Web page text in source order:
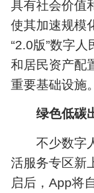
具有社会价值
使其加速规模
“2.0版”数字
和居民资产配
重要基础设施。
绿色低碳
不少数字
活服务专区新
启后，App将